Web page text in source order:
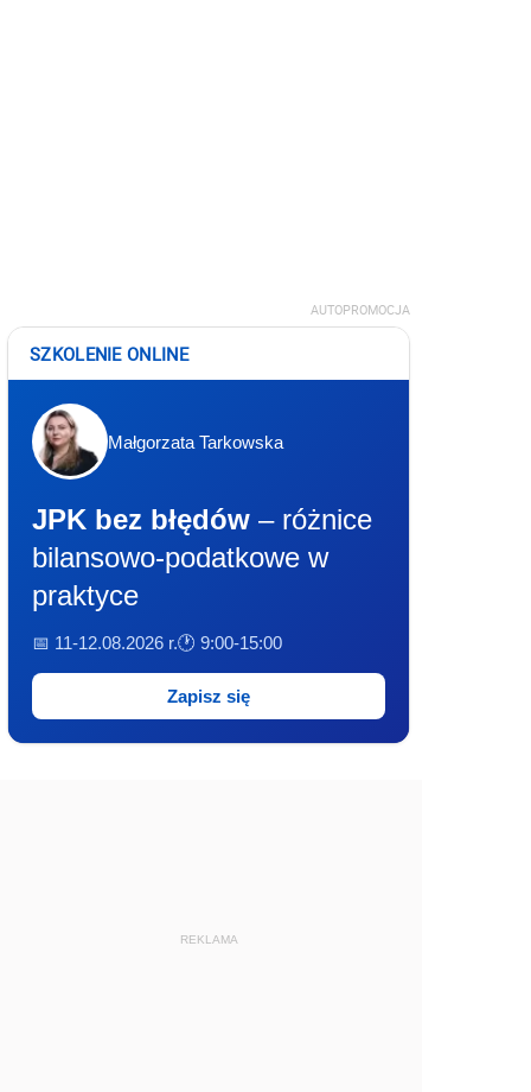
AUTOPROMOCJA
SZKOLENIE ONLINE
Małgorzata Tarkowska
JPK bez błędów – różnice
bilansowo-podatkowe w
praktyce
📅 11-12.08.2026 r.🕐 9:00-15:00
Zapisz się
REKLAMA